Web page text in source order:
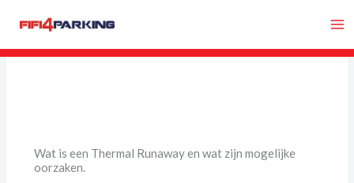
naar
de
Wat is een Thermal Runaway en wat zijn mogelijke
oorzaken.